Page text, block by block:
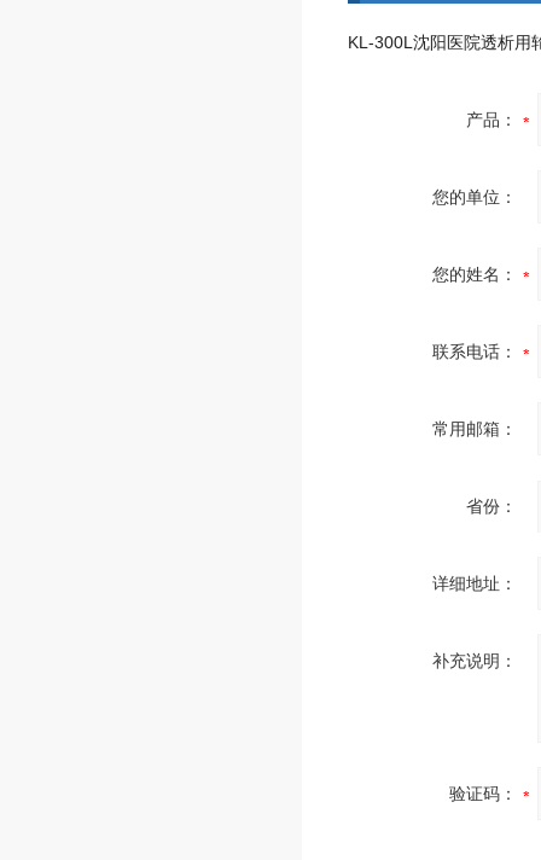
产品：
您的单位：
您的姓名：
联系电话：
常用邮箱：
省份：
详细地址：
补充说明：
验证码：